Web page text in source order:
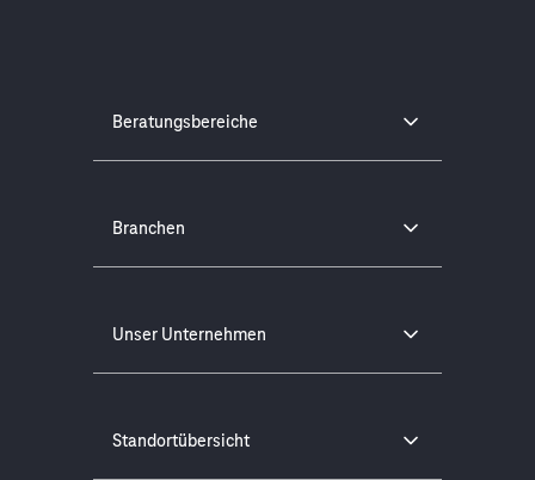
Beratungsbereiche
Branchen
Unser Unternehmen
Standortübersicht